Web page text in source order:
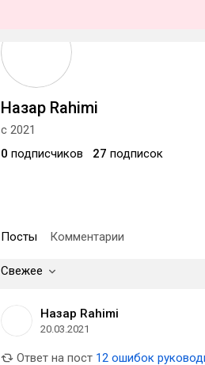
Назар Rahimi
с 2021
0 подписчиков 27 подписок
Посты Комментарии
Свежее
Назар Rahimi
20.03.2021
Ответ на пост 12 ошибок